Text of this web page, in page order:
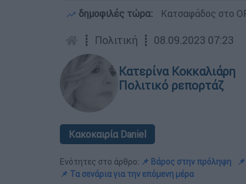
δημοφιλές τώρα: Κατσαφάδος στο
┋ Πολιτική ┋ 08.09.2023 07:23
Κατερίνα Κοκκαλιάρη
Πολιτικό ρεπορτάζ
Κακοκαιρία Daniel
Ενότητες στο άρθρο: 📌 Βάρος στην πρόληψη
📌 Τα σενάρια για την επόμενη μέρα